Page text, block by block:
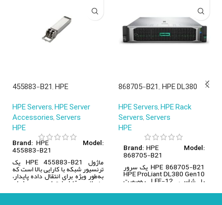
868705-B21,, HPE DL380
Scalable, 12 LFF, No
CPU/Memory
HPE Servers,HPE Rack
Servers,Servers
HPE
Brand: HPE Model:
868705-B21
HPE 868705-B21 یک سرور
HPE ProLiant DL380 Gen10
با شاسی 12-LFF به‌صورت
455883-B21, HPE
SR/BladeSystem/Transceiv
er
HPE Servers,HPE Server
Accessories,Servers
HPE
Brand: HPE Model:
455883-B21
ماژول HPE 455883-B21 یک
ترنسیور شبکه با کارایی بالا است که
به‌طور ویژه برای انتقال داده پایدار،
منعطف و قابل اعتماد در محیط‌های
سازمانی طراحی شده است. این
ترنسیور به‌راحتی با انواع سیستم‌ها و